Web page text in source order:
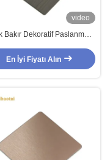
video
Bakır Dekoratif Paslanmaz
En İyi Fiyatı Alın